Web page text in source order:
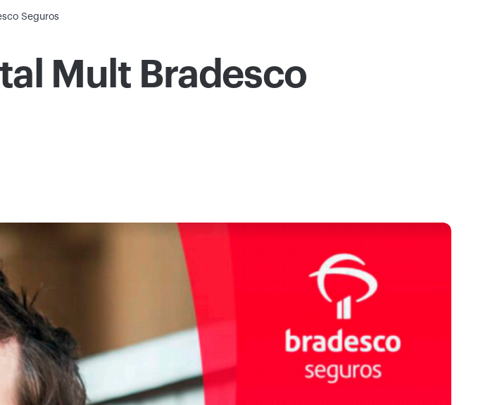
Seguros
Mult Bradesco